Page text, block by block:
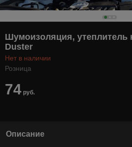
Шумоизоляция, утеплитель
Duster
Нет в наличии
Розница
74 руб.
Описание